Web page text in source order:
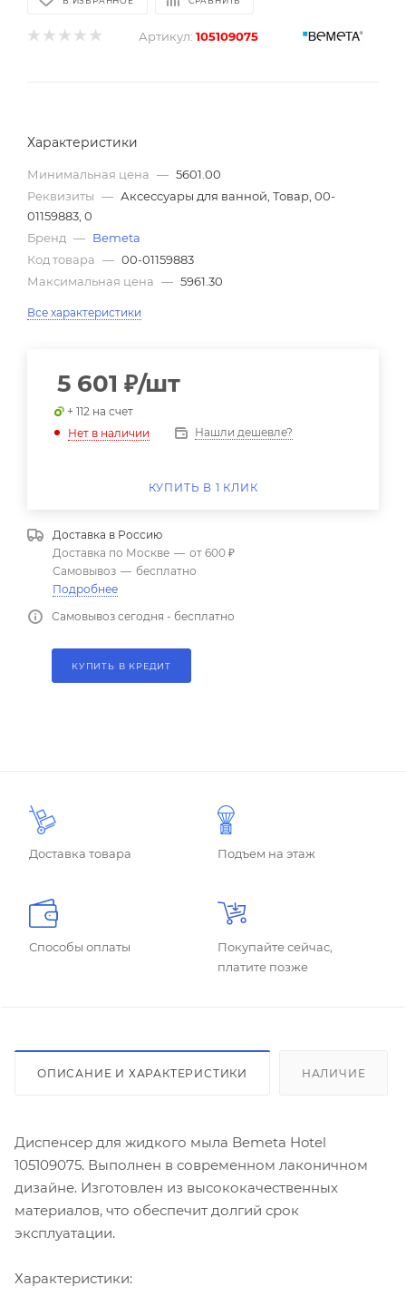
Артикул: 105109075
Характеристики
Минимальная цена — 5601.00
Реквизиты — Аксессуары для ванной, Товар, 00-
01159883, 0
Бренд — Bemeta
Код товара — 00-01159883
Максимальная цена — 5961.30
Все характеристики
5 601 ₽/шт
+ 112 на счет
Нет в наличии
Нашли дешевле?
КУПИТЬ В 1 КЛИК
Доставка в Россию
Доставка по Москве — от 600 ₽
Самовывоз — бесплатно
Подробнее
Самовывоз сегодня - бесплатно
КУПИТЬ В КРЕДИТ
Доставка товара Подъем на этаж
Способы оплаты
Покупайте сейчас,
платите позже
ОПИСАНИЕ И ХАРАКТЕРИСТИКИ НАЛИЧИЕ
Диспенсер для жидкого мыла Bemeta Hotel
105109075. Выполнен в современном лаконичном
дизайне. Изготовлен из высококачественных
материалов, что обеспечит долгий срок
эксплуатации.
Характеристики: